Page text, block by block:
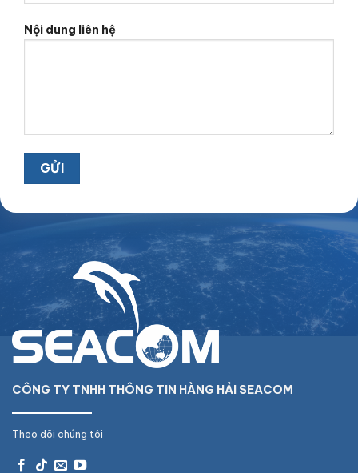
Nội dung liên hệ
CÔNG TY TNHH THÔNG TIN HÀNG HẢI SEACOM
Theo dõi chúng tôi